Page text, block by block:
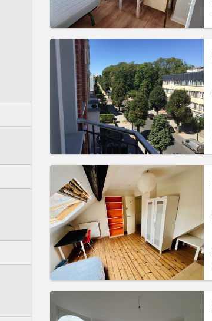
实用信息
实用信息
租金:500 €
水电费:0 €
租期:12个月
住房登记:有登记条件
实用信息
租金:500 €
水电费:100 €
租期:12个月
住房登记:否